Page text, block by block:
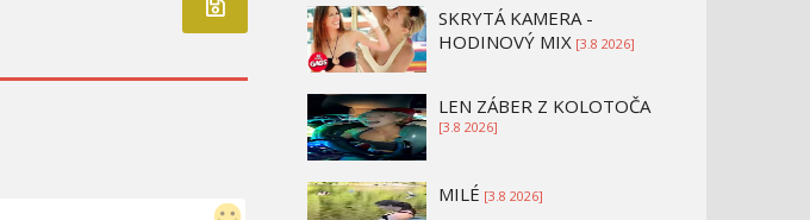
SKRYTÁ KAMERA -
HODINOVÝ MIX [3.8 2026]
LEN ZÁBER Z KOLOTOČA
[3.8 2026]
MILÉ [3.8 2026]